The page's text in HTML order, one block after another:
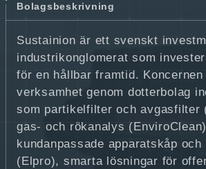
Bolagsbeskrivning
Sustainion är ett svenskt
industrikonglomerat som
för en hållbar framtid.
verksamhet genom dotterbolag
som partikelfilter och avgasfilter
gas- och rökanalys
kundanpassade apparatskåp och
(Elpro), smarta lösningar för